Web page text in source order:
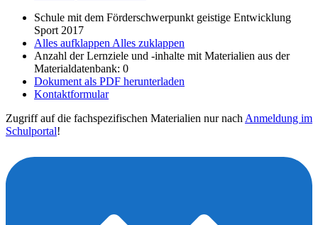
Schule mit dem Förderschwerpunkt geistige Entwicklung
Sport 2017
Alles aufklappen Alles zuklappen
Anzahl der Lernziele und -inhalte mit Materialien aus der
Materialdatenbank: 0
Dokument als PDF herunterladen
Kontaktformular
Zugriff auf die fachspezifischen Materialien nur nach Anmeldung im
Schulportal!